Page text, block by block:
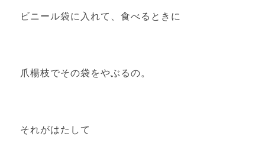
ビニール袋に入れて、食べるときに
爪楊枝でその袋をやぶるの。
それがはたして